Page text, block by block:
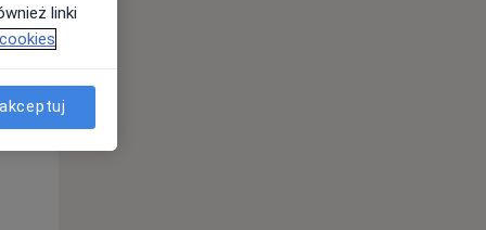
Czw,
13 Sie
linki